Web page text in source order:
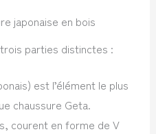
japonaise en bois
parties distinctes :
est l’élément le plus
chaussure Geta.
courent en forme de V